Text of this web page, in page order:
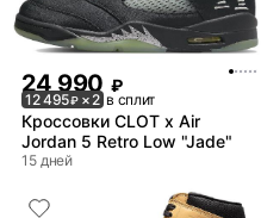
24 990 ₽
12 495₽ × 2 в сплит
Кроссовки CLOT x Air
Jordan 5 Retro Low "Jade"
15 дней